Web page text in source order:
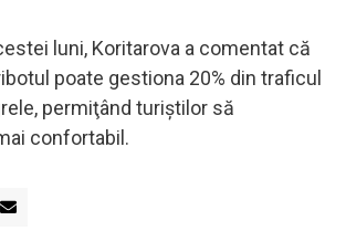
luni, Koritarova a comentat că
poate gestiona 20% din traficul
permiţând turiştilor să
confortabil.